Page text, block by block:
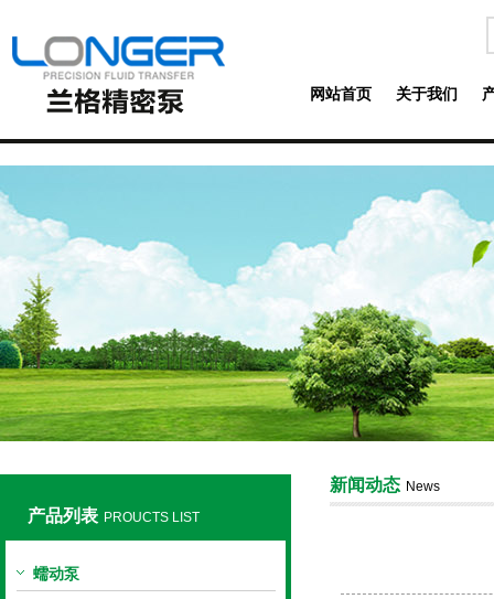
网站首页 关于我们
产品列表 PROUCTS LIST
蠕动泵
新闻动态 News